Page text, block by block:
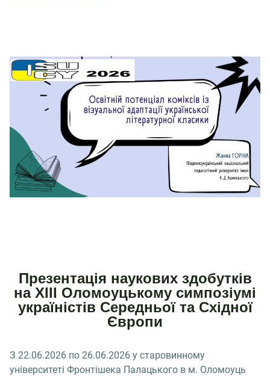
Презентація наукових здобутків
на XIII Оломоуцькому симпозіумі
україністів Середньої та Східної
Європи
З 22.06.2026 по 26.06.2026 у старовинному
університеті Фронтішека Палацького в м. Оломоуць